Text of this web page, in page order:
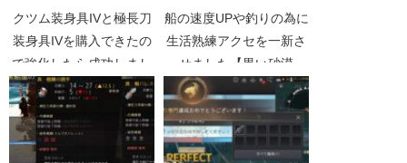
クツム装身具IVと極長刀
装身具IVを購入できたの
で強化したら成功しまし
た【黒い砂漠Part1646】
船の速度UPや釣りの為に
生活熟練アクセを一新さ
せました【黒い砂漠
Part2717】